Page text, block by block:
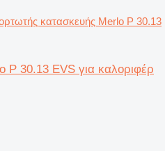
κατασκευής Merlo P 30.13
P 30.13 EVS για καλοριφέρ